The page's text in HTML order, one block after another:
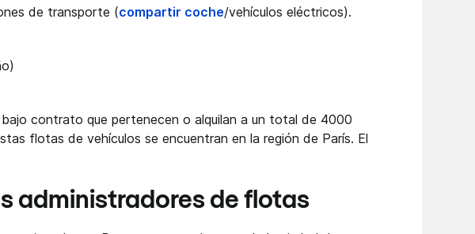
de transporte (compartir coche/vehículos eléctricos).
contrato que pertenecen o alquilan a un total de 4000
flotas de vehículos se encuentran en la región de París. El
administradores de flotas